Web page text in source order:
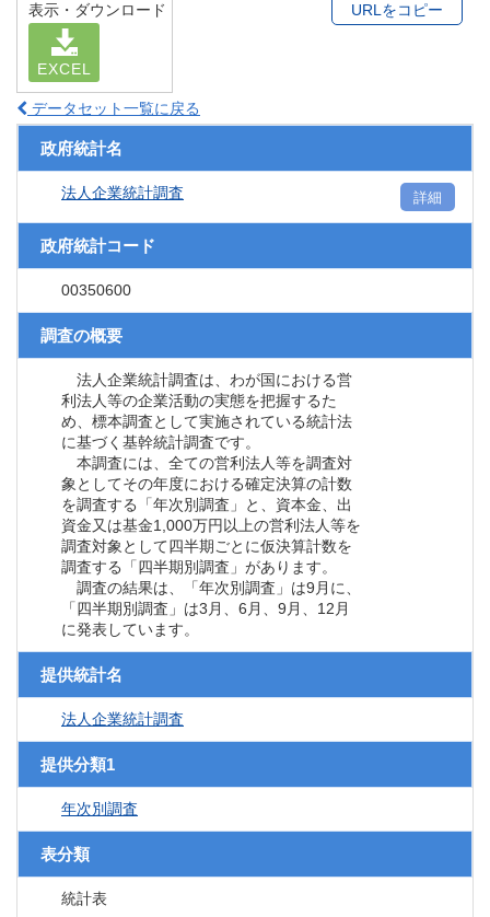
表示・ダウンロード
EXCEL
URLをコピー
データセット一覧に戻る
政府統計名
法人企業統計調査 詳細
政府統計コード
00350600
調査の概要
法人企業統計調査は、わが国における営
利法人等の企業活動の実態を把握するた
め、標本調査として実施されている統計法
に基づく基幹統計調査です。
本調査には、全ての営利法人等を調査対
象としてその年度における確定決算の計数
を調査する「年次別調査」と、資本金、出
資金又は基金1,000万円以上の営利法人等を
調査対象として四半期ごとに仮決算計数を
調査する「四半期別調査」があります。
調査の結果は、「年次別調査」は9月に、
「四半期別調査」は3月、6月、9月、12月
に発表しています。
提供統計名
法人企業統計調査
提供分類1
年次別調査
表分類
統計表